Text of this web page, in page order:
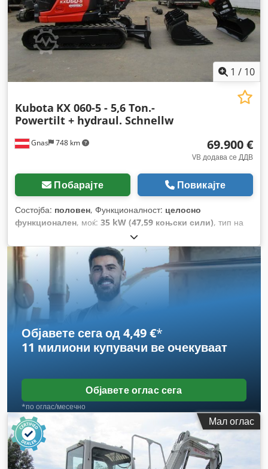
1 / 10
Gnas 748 km
Kubota KX 060-5 - 5,6 Ton.-
Powertilt + hydraul. Schnellw
69.900 €
VB додава се ДДВ
Побарајте Повикајте
Состојба: половен, Функционалност: целосно
функционален, моќ: 35 kW (47,59 коњски сили), тип на
, празна тежина:
изградба:2022, работни часови:956 h, вкупна должина:
4.000 мм
, градежна височина: 2.550 мм , тип на погон:
, градежна ширина: 1.970 мм,
Објавете сега од 4,49 €*
11 милиони купувачи ве очекуваат
Објавете оглас сега
*по оглас/месечно
Мал оглас